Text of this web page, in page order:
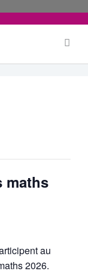
maths
au
2026.